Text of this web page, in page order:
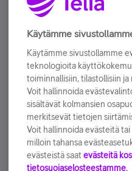
Älä jää paitsi –
Tilaa Telian uutiskirje ja
sähköpostiisi.
Tilaa nyt
Käytämme
Käytämme sivustollamme
teknologioita
toiminnallisiin, tilastollisiin
Voit hallinnoida
sisältävät kolmansien
merkitsevät tietojen
Voit hallinnoida evästeitä
milloin tahansa
evästeistä saat evästeitä
tietosuojaselosteestamme.